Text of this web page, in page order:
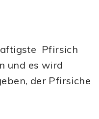
Pfirsich
und es wird
der Pfirsiche